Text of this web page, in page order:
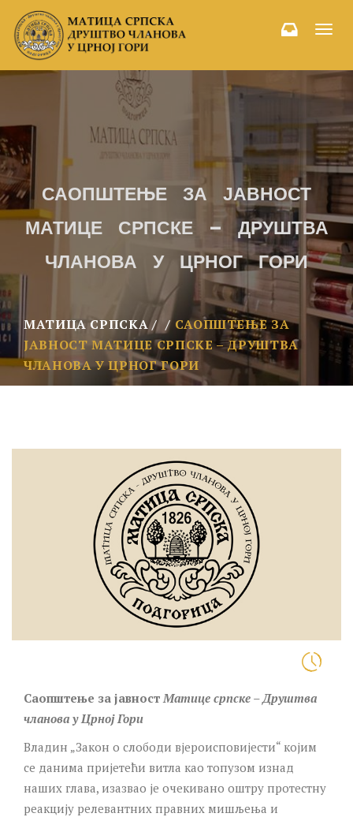
САОПШТЕЊЕ ЗА ЈАВНОСТ
МАТИЦЕ СРПСКЕ – ДРУШТВА
ЧЛАНОВА У ЦРНОГ ГОРИ
МАТИЦА СРПСКА
САОПШТЕЊЕ ЗА
ЈАВНОСТ МАТИЦЕ СРПСКЕ – ДРУШТВА
ЧЛАНОВА У ЦРНОГ ГОРИ
Саопштење за јавност Матице српске – Друштва
чланова у Црној Гори
Владин „Закон о слободи вјероисповијести“ којим
се данима пријетећи витла као топузом изнад
наших глава, изазвао је очекивано оштру протестну
реакцију релевантних правних мишљења и